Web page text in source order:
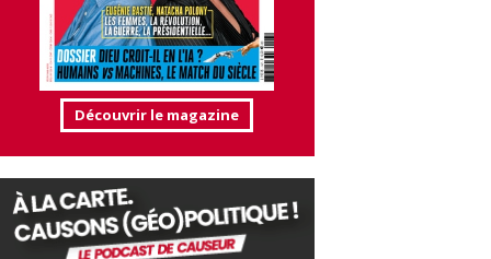
Découvrir le magazine